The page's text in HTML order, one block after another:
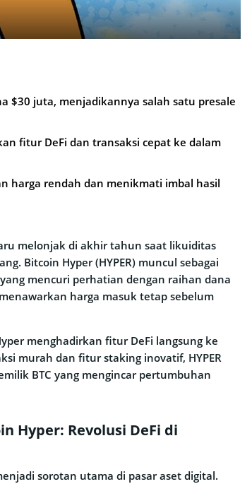
$30 juta, menjadikannya salah satu presale
fitur DeFi dan transaksi cepat ke dalam
harga rendah dan menikmati imbal hasil
melonjak di akhir tahun saat likuiditas
Bitcoin Hyper (HYPER) muncul sebagai
mencuri perhatian dengan raihan dana
harga masuk tetap sebelum
menghadirkan fitur DeFi langsung ke
murah dan fitur staking inovatif, HYPER
BTC yang mengincar pertumbuhan
Hyper: Revolusi DeFi di
sorotan utama di pasar aset digital.